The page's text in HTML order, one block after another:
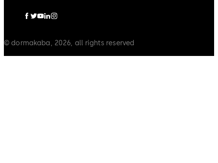
© dormakaba, 2026, all rights reserved